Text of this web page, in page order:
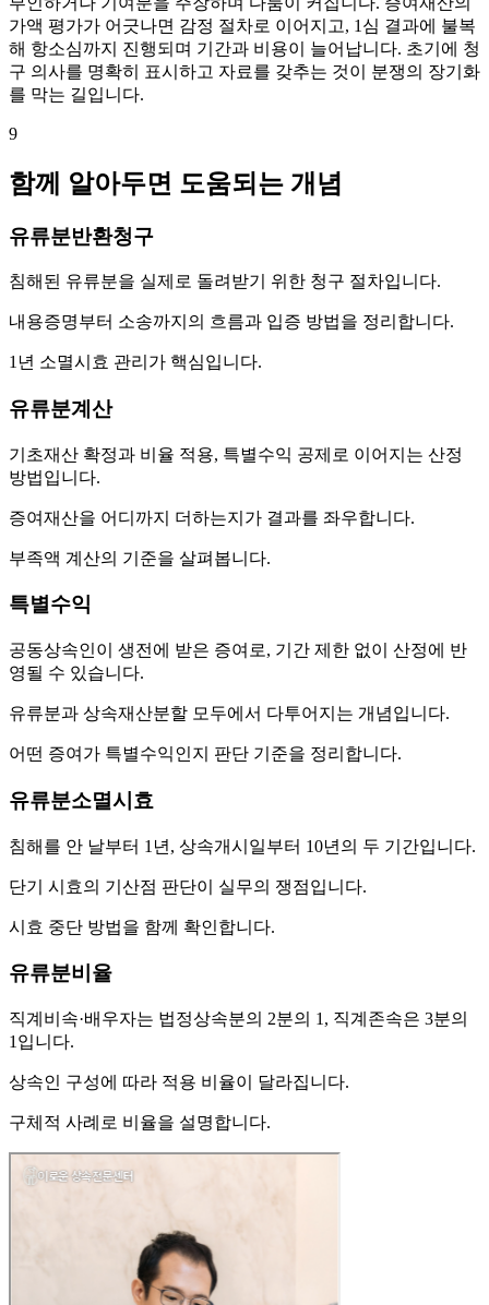
가액 평가가 어긋나면 감정 절차로 이어지고, 1심 결과에 불복
해 항소심까지 진행되며 기간과 비용이 늘어납니다. 초기에 청
구 의사를 명확히 표시하고 자료를 갖추는 것이 분쟁의 장기화
를 막는 길입니다.
9
함께 알아두면 도움되는 개념
유류분반환청구
침해된 유류분을 실제로 돌려받기 위한 청구 절차입니다.
내용증명부터 소송까지의 흐름과 입증 방법을 정리합니다.
1년 소멸시효 관리가 핵심입니다.
유류분계산
기초재산 확정과 비율 적용, 특별수익 공제로 이어지는 산정
방법입니다.
증여재산을 어디까지 더하는지가 결과를 좌우합니다.
부족액 계산의 기준을 살펴봅니다.
특별수익
공동상속인이 생전에 받은 증여로, 기간 제한 없이 산정에 반
영될 수 있습니다.
유류분과 상속재산분할 모두에서 다투어지는 개념입니다.
어떤 증여가 특별수익인지 판단 기준을 정리합니다.
유류분소멸시효
침해를 안 날부터 1년, 상속개시일부터 10년의 두 기간입니다.
단기 시효의 기산점 판단이 실무의 쟁점입니다.
시효 중단 방법을 함께 확인합니다.
유류분비율
직계비속·배우자는 법정상속분의 2분의 1, 직계존속은 3분의
1입니다.
상속인 구성에 따라 적용 비율이 달라집니다.
구체적 사례로 비율을 설명합니다.